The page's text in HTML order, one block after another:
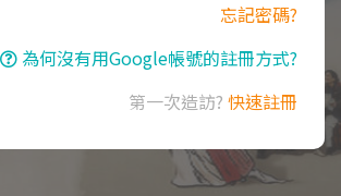
忘記密碼?
為何沒有用Google帳號的註冊方式?
第一次造訪? 快速註冊